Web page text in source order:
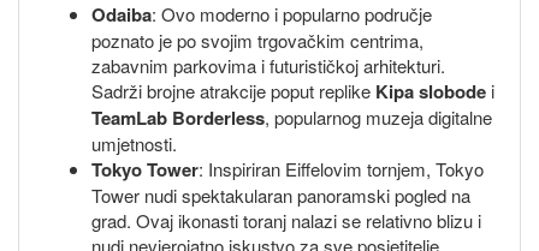
Odaiba: Ovo moderno i popularno područje
poznato je po svojim trgovačkim centrima,
zabavnim parkovima i futurističkoj arhitekturi.
Sadrži brojne atrakcije poput replike Kipa slobode i
TeamLab Borderless, popularnog muzeja digitalne
umjetnosti.
Tokyo Tower: Inspiriran Eiffelovim tornjem, Tokyo
Tower nudi spektakularan panoramski pogled na
grad. Ovaj ikonasti toranj nalazi se relativno blizu i
nudi nevjerojatno iskustvo za sve posjetitelje.